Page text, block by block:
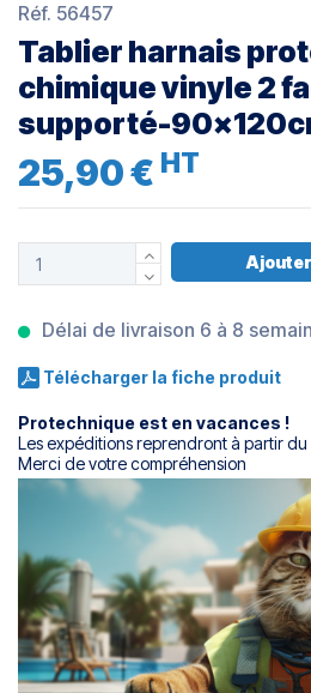
Réf. 56457
Tablier harnais
chimique vinyle 2
supporté-
25,90 € HT
Délai de livraison 6 à 8
Télécharger la fiche produit
Protechnique est en vacances !
Les expéditions reprendront à partir
Merci de votre compréhension